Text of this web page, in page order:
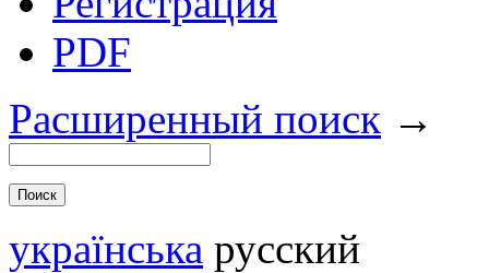
PDF
Расширенный поиск →
українська русский